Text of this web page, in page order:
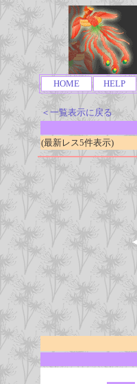
HOME HELP
＜一覧表示に戻る
(最新レス5件表示)